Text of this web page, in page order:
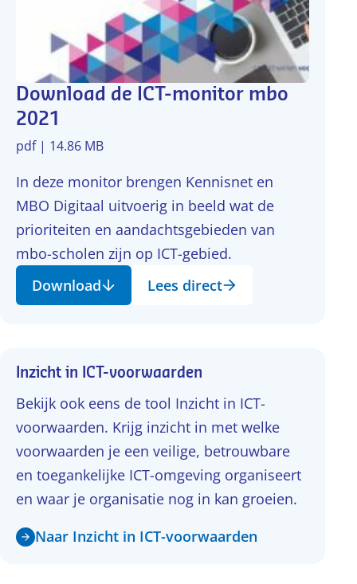
Download de ICT-monitor mbo
2021
pdf | 14.86 MB
In deze monitor brengen Kennisnet en
MBO Digitaal uitvoerig in beeld wat de
prioriteiten en aandachtsgebieden van
mbo-scholen zijn op ICT-gebied.
Download
Lees direct
Inzicht in ICT-voorwaarden
Bekijk ook eens de tool Inzicht in ICT-
voorwaarden. Krijg inzicht in met welke
voorwaarden je een veilige, betrouwbare
en toegankelijke ICT-omgeving organiseert
en waar je organisatie nog in kan groeien.
Naar Inzicht in ICT-voorwaarden